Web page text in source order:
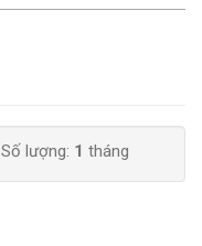
Số lượng: 1 tháng